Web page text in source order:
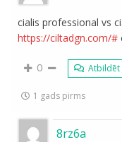
cialis professional vs
https://ciltadgn.com/#
0 Atbildēt
1 gads pirms
8rz6a